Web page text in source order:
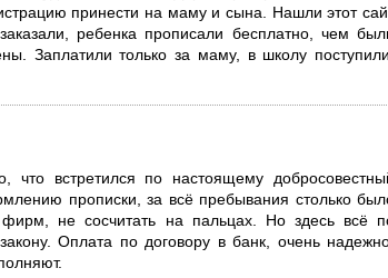
принести на маму и сына. Нашли этот
ребенка прописали бесплатно, чем
Заплатили только за маму, в школу
что встретился по настоящему
прописки, за всё пребывания столько
фирм, не сосчитать на пальцах. Но здесь всё
Оплата по договору в банк, очень